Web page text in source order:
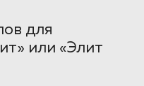
для
или «Элит